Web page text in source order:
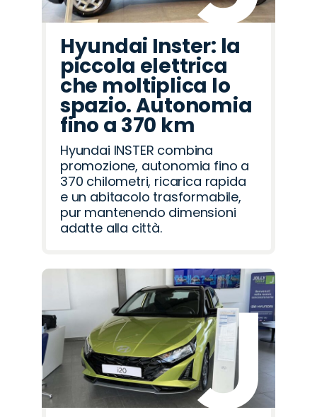
Hyundai Inster: la
piccola elettrica
che moltiplica lo
spazio. Autonomia
fino a 370 km
Hyundai INSTER combina
promozione, autonomia fino a
370 chilometri, ricarica rapida
e un abitacolo trasformabile,
pur mantenendo dimensioni
adatte alla città.